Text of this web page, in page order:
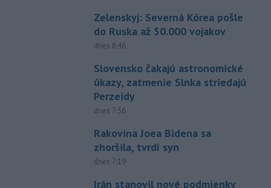
Zelenskyj: Severná Kórea pošle
do Ruska až 50.000 vojakov
dnes 8:46
Slovensko čakajú astronomické
úkazy, zatmenie Slnka striedajú
Perzeidy
dnes 7:36
Rakovina Joea Bidena sa
zhoršila, tvrdí syn
dnes 7:19
Irán stanovil nové podmienky